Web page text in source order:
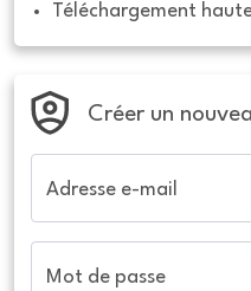
Téléchargement
Créer un
Adresse e-mail
Mot de passe